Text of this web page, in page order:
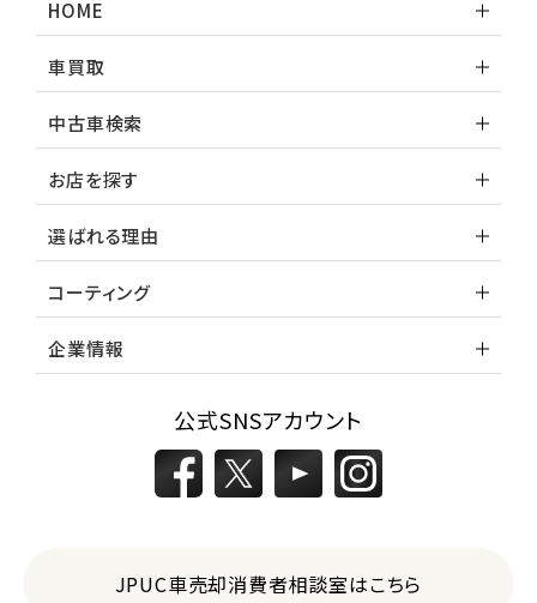
HOME
車買取
中古車検索
お店を探す
選ばれる理由
コーティング
企業情報
公式SNSアカウント
JPUC車売却消費者相談室はこちら